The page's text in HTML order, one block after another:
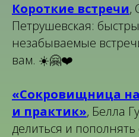
Короткие встречи,
Петрушевская:
незабываемые
вам. ☀️🤗❤️
«Сокровищница
и практик», Белла
делиться и